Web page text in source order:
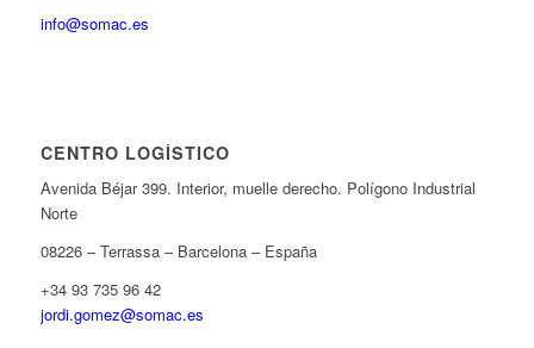
info@somac.es
CENTRO LOGÍSTICO
Avenida Béjar 399. Interior, muelle derecho. Polígono Industrial
Norte
08226 – Terrassa – Barcelona – España
+34 93 735 96 42
jordi.gomez@somac.es